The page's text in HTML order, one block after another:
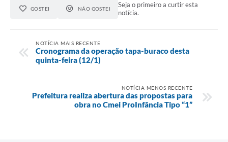
GOSTEI NÃO GOSTEI
Seja o primeiro a curtir esta
notícia.
NOTÍCIA MAIS RECENTE
Cronograma da operação tapa-buraco desta
quinta-feira (12/1)
NOTÍCIA MENOS RECENTE
Prefeitura realiza abertura das propostas para
obra no Cmei ProInfância Tipo “1”